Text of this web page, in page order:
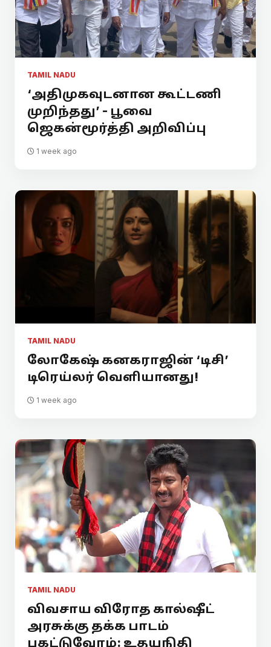
TAMIL NADU
‘அதிமுகவுடனான கூட்டணி
முறிந்தது’ - பூவை
ஜெகன்மூர்த்தி அறிவிப்பு
1 week ago
TAMIL NADU
லோகேஷ் கனகராஜின் ‘டிசி’
டிரெய்லர் வெளியானது!
1 week ago
TAMIL NADU
விவசாய விரோத கால்ஷீட்
அரசுக்கு தக்க பாடம்
புகட்டுவோம்: உதயநிதி